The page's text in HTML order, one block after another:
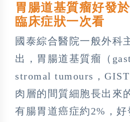
胃腸道基質瘤好發
臨床症狀一次看
國泰綜合醫院一般外科
出，胃腸道基質瘤（
stromal tumours，
肉層的間質細胞長出來
有腸胃道癌症約2%，